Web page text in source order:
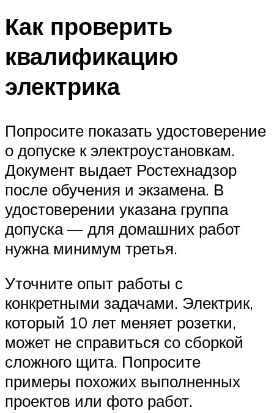
Как проверить
квалификацию
электрика
Попросите показать удостоверение
о допуске к электроустановкам.
Документ выдает Ростехнадзор
после обучения и экзамена. В
удостоверении указана группа
допуска — для домашних работ
нужна минимум третья.
Уточните опыт работы с
конкретными задачами. Электрик,
который 10 лет меняет розетки,
может не справиться со сборкой
сложного щита. Попросите
примеры похожих выполненных
проектов или фото работ.